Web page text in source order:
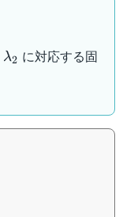
λ2 に対応する固